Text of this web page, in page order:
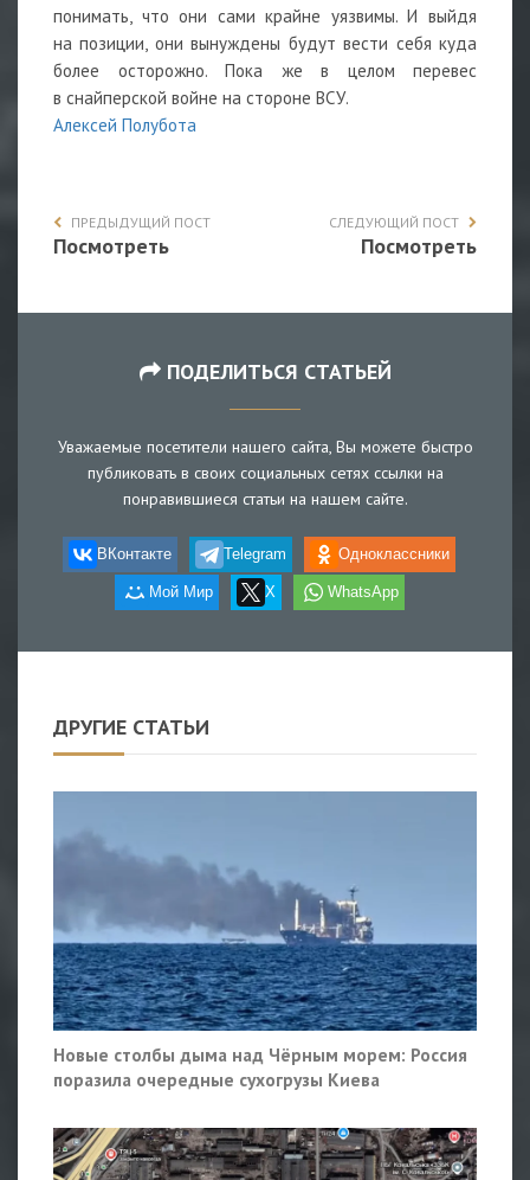
понимать, что они сами крайне уязвимы. И выйдя
на позиции, они вынуждены будут вести себя куда
более осторожно. Пока же в целом перевес
в снайперской войне на стороне ВСУ.
Алексей Полубота
ПРЕДЫДУЩИЙ ПОСТ
Посмотреть
СЛЕДУЮЩИЙ ПОСТ
Посмотреть
ПОДЕЛИТЬСЯ СТАТЬЕЙ
Уважаемые посетители нашего сайта, Вы можете быстро
публиковать в своих социальных сетях ссылки на
понравившиеся статьи на нашем сайте.
ВКонтакте Telegram Одноклассники
Мой Мир X WhatsApp
ДРУГИЕ СТАТЬИ
Новые столбы дыма над Чёрным морем: Россия
поразила очередные сухогрузы Киева